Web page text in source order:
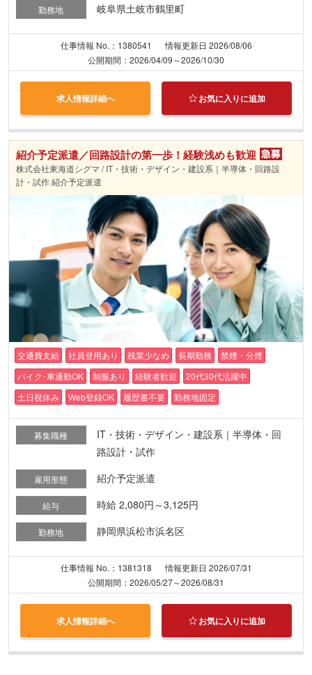
勤務地 岐阜県土岐市鶴里町
仕事情報 No.：1380541
情報更新日 2026/08/06
公開期間：2026/04/09～2026/10/30
求人情報詳細へ お気に入りに追加
紹介予定派遣／回路設計の第一歩！経験浅めも歓迎
株式会社東海道シグマ / IT・技術・デザイン・建設系｜半導体・回路設
計・試作 紹介予定派遣
交通費支給 社員登用あり 残業少なめ 長期勤務
禁煙・分煙
バイク･車通勤OK
制服あり 経験者歓迎
20代30代活躍中
土日祝休み
Web登録OK 履歴書不要 勤務地固定
募集職種
IT・技術・デザイン・建設系｜半導体・回
路設計・試作
雇用形態 紹介予定派遣
給与 時給 2,080円～3,125円
勤務地 静岡県浜松市浜名区
仕事情報 No.：1381318
情報更新日 2026/07/31
公開期間：2026/05/27～2026/08/31
求人情報詳細へ お気に入りに追加